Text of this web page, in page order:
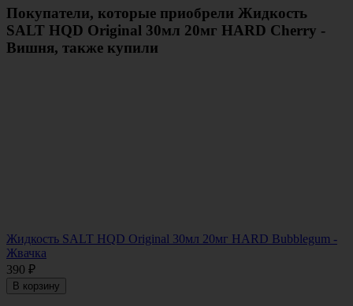
Покупатели, которые приобрели Жидкость
SALT HQD Original 30мл 20мг HARD Cherry -
Вишня, также купили
Жидкость SALT HQD Original 30мл 20мг HARD Bubblegum -
Жвачка
390 ₽
В корзину